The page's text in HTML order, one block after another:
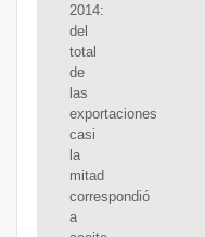
2014:
del
total
de
las
exportaciones
casi
la
mitad
correspondió
a